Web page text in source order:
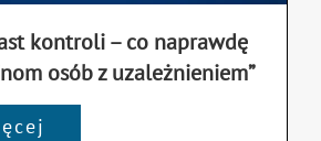
kontroli – co naprawdę
osób z uzależnieniem”